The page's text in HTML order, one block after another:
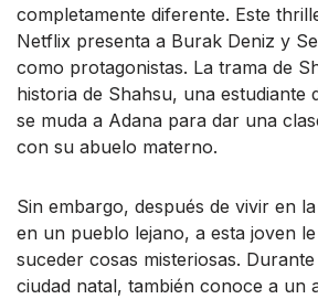
completamente diferente. Este
Netflix presenta a Burak Deniz y
como protagonistas. La trama de
historia de Shahsu, una estudiante
se muda a Adana para dar una
con su abuelo materno.
Sin embargo, después de vivir en
en un pueblo lejano, a esta joven
suceder cosas misteriosas.
ciudad natal, también conoce a un